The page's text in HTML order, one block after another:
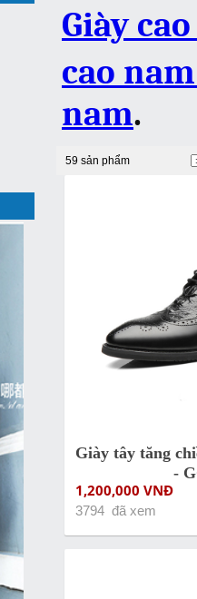
Giày
cao
nam.
59 sản phẩm
Giày tây tăng
-
1,200,000 VNĐ
3794 đã xem